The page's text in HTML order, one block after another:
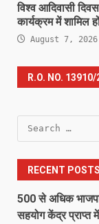
विश्व आदिवासी
कार्यक्रम में शामिल
August 7, 2026
R.O. NO. 13910/
Search
for:
RECENT POSTS
500 से अधिक भाजपा
सहयोग केंद्र प्राप्त